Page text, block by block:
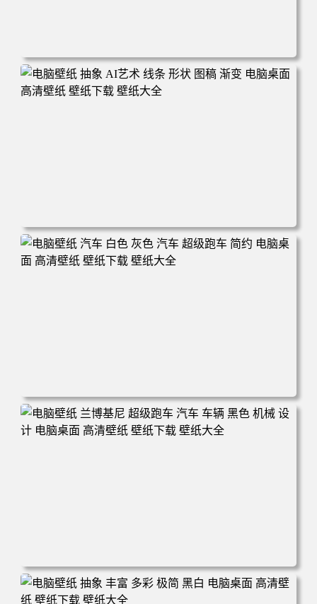
电脑壁纸 奔驰 赛车 汽车 运动 赛车手 机械 电脑桌面 高清壁
纸 壁纸下载 壁纸大全
电脑壁纸 抽象 AI艺术 线条 形状 图稿 渐变 电脑桌面 高清壁
纸 壁纸下载 壁纸大全
电脑壁纸 汽车 白色 灰色 汽车 超级跑车 简约 电脑桌面 高清
壁纸 壁纸下载 壁纸大全
电脑壁纸 兰博基尼 超级跑车 汽车 车辆 黑色 机械 设计 电脑
桌面 高清壁纸 壁纸下载 壁纸大全